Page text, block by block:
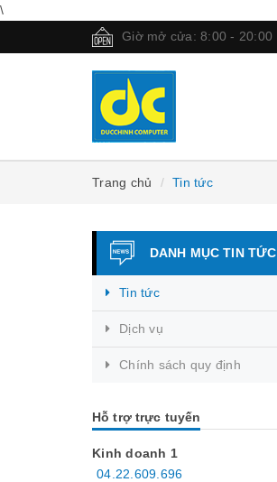
\
Giờ mở cửa: 8:00 - 20:00
Trang chủ Tin tức
DANH MỤC TIN TỨC
Tin tức
Dịch vụ
Chính sách quy định
Hỗ trợ trực tuyến
Kinh doanh 1
04.22.609.696